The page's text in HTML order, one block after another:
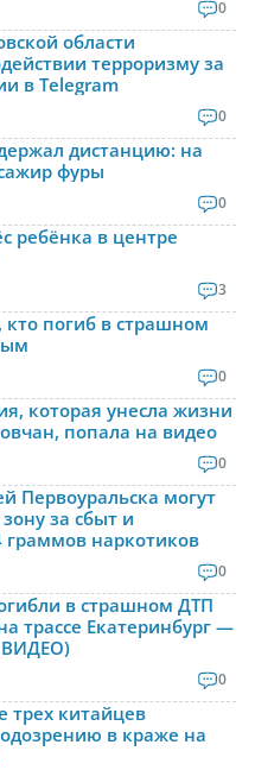
0
области
терроризму за
в Telegram
0
дистанцию: на
фуры
0
ребёнка в центре
3
кто погиб в страшном
0
которая унесла жизни
попала на видео
0
Первоуральска могут
за сбыт и
граммов наркотиков
0
в страшном ДТП
трассе Екатеринбург —
0
трех китайцев
в краже на